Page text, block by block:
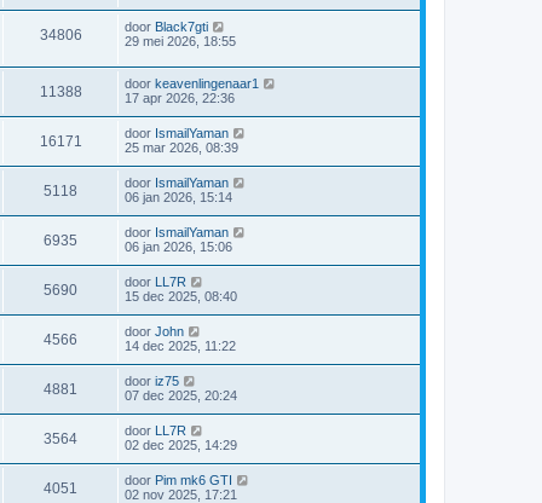
34806 door Black7gti
29 mei 2026, 18:55
11388 door keavenlingenaar1
17 apr 2026, 22:36
16171 door IsmailYaman
25 mar 2026, 08:39
5118 door IsmailYaman
06 jan 2026, 15:14
6935 door IsmailYaman
06 jan 2026, 15:06
5690 door LL7R
15 dec 2025, 08:40
4566 door John
14 dec 2025, 11:22
4881 door iz75
07 dec 2025, 20:24
3564 door LL7R
02 dec 2025, 14:29
4051 door Pim mk6 GTI
02 nov 2025, 17:21